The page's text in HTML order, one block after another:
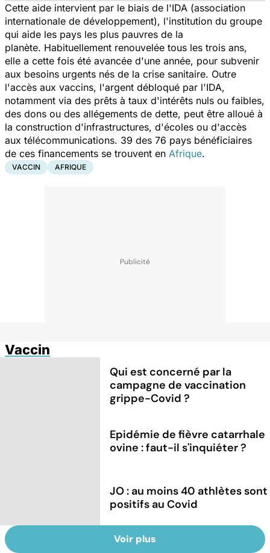
Cette aide intervient par le biais de l'IDA (association
internationale de développement), l'institution du groupe
qui aide les pays les plus pauvres de la
planète. Habituellement renouvelée tous les trois ans,
elle a cette fois été avancée d'une année, pour subvenir
aux besoins urgents nés de la crise sanitaire. Outre
l'accès aux vaccins, l'argent débloqué par l'IDA,
notamment via des prêts à taux d'intérêts nuls ou faibles,
des dons ou des allégements de dette, peut être alloué à
la construction d'infrastructures, d'écoles ou d'accès
aux télécommunications. 39 des 76 pays bénéficiaires
de ces financements se trouvent en Afrique.
VACCIN AFRIQUE
Vaccin
Qui est concerné par la
campagne de vaccination
grippe-Covid ?
Epidémie de fièvre catarrhale
ovine : faut-il s'inquiéter ?
JO : au moins 40 athlètes sont
positifs au Covid
Voir plus